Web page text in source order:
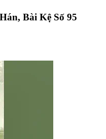
Bài Kệ Số 95